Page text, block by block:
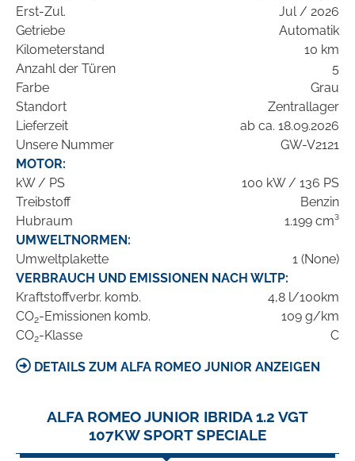
Erst-Zul.
Jul / 2026
Getriebe
Automatik
Kilometerstand
10 km
Anzahl der Türen
5
Farbe
Grau
Standort
Zentrallager
Lieferzeit
ab ca. 18.09.2026
Unsere Nummer
GW-V2121
MOTOR:
kW / PS
100 kW / 136 PS
Treibstoff
Benzin
Hubraum
1.199 cm³
UMWELTNORMEN:
Umweltplakette
1 (None)
VERBRAUCH UND EMISSIONEN NACH WLTP:
Kraftstoffverbr. komb.
4,8 l/100km
CO2-Emissionen komb.
109 g/km
CO2-Klasse C
DETAILS ZUM ALFA ROMEO JUNIOR ANZEIGEN
ALFA ROMEO JUNIOR IBRIDA 1.2 VGT
107KW SPORT SPECIALE